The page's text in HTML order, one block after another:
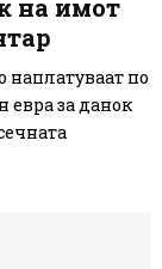
на имот
по
евра за данок